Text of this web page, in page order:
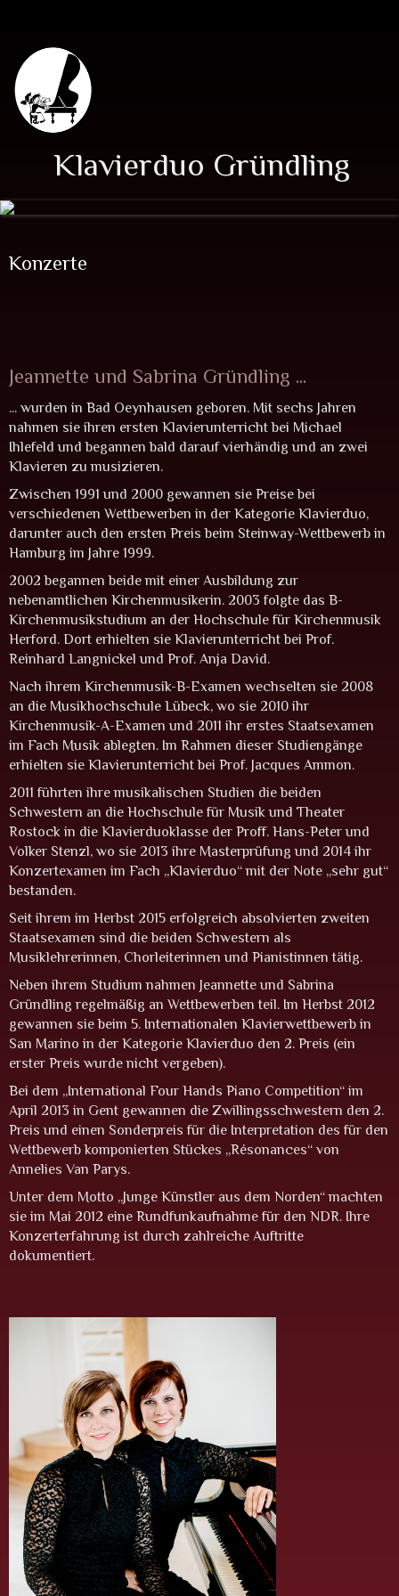
Klavierduo Gründling
Konzerte
Jeannette und Sabrina Gründling ...
... wurden in Bad Oeynhausen geboren. Mit sechs Jahren
nahmen sie ihren ersten Klavierunterricht bei Michael
Ihlefeld und begannen bald darauf vierhändig und an zwei
Klavieren zu musizieren.
Zwischen 1991 und 2000 gewannen sie Preise bei
verschiedenen Wettbewerben in der Kategorie Klavierduo,
darunter auch den ersten Preis beim Steinway-Wettbewerb in
Hamburg im Jahre 1999.
2002 begannen beide mit einer Ausbildung zur
nebenamtlichen Kirchenmusikerin. 2003 folgte das B-
Kirchenmusikstudium an der Hochschule für Kirchenmusik
Herford. Dort erhielten sie Klavierunterricht bei Prof.
Reinhard Langnickel und Prof. Anja David.
Nach ihrem Kirchenmusik-B-Examen wechselten sie 2008
an die Musikhochschule Lübeck, wo sie 2010 ihr
Kirchenmusik-A-Examen und 2011 ihr erstes Staatsexamen
im Fach Musik ablegten. Im Rahmen dieser Studiengänge
erhielten sie Klavierunterricht bei Prof. Jacques Ammon.
2011 führten ihre musikalischen Studien die beiden
Schwestern an die Hochschule für Musik und Theater
Rostock in die Klavierduoklasse der Proff. Hans-Peter und
Volker Stenzl, wo sie 2013 ihre Masterprüfung und 2014 ihr
Konzertexamen im Fach „Klavierduo“ mit der Note „sehr gut“
bestanden.
Seit ihrem im Herbst 2015 erfolgreich absolvierten zweiten
Staatsexamen sind die beiden Schwestern als
Musiklehrerinnen, Chorleiterinnen und Pianistinnen tätig.
Neben ihrem Studium nahmen Jeannette und Sabrina
Gründling regelmäßig an Wettbewerben teil. Im Herbst 2012
gewannen sie beim 5. Internationalen Klavierwettbewerb in
San Marino in der Kategorie Klavierduo den 2. Preis (ein
erster Preis wurde nicht vergeben).
Bei dem „International Four Hands Piano Competition“ im
April 2013 in Gent gewannen die Zwillingsschwestern den 2.
Preis und einen Sonderpreis für die Interpretation des für den
Wettbewerb komponierten Stückes „Résonances“ von
Annelies Van Parys.
Unter dem Motto „Junge Künstler aus dem Norden“ machten
sie im Mai 2012 eine Rundfunkaufnahme für den NDR. Ihre
Konzerterfahrung ist durch zahlreiche Auftritte
dokumentiert.